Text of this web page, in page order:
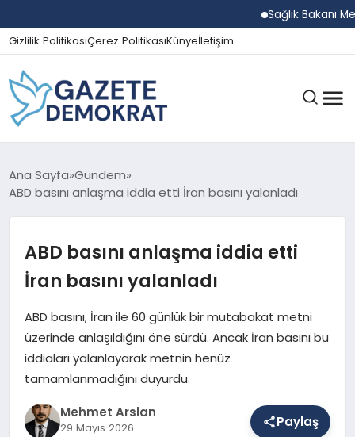
Sağlık Bakanı
Gizlilik PolitikasıÇerez PolitikasıKünyeİletişim
GÜNDEM
SPOR
SAĞLIK
Ana Sayfa Gündem
ABD basını anlaşma iddia etti İran basını yalanladı
ABD basını anlaşma iddia etti
İran basını yalanladı
ABD basını, İran ile 60 günlük bir mutabakat metni
üzerinde anlaşıldığını öne sürdü. Ancak İran basını bu
iddiaları yalanlayarak metnin henüz
tamamlanmadığını duyurdu.
Mehmet Arslan
29 Mayıs 2026 Paylaş